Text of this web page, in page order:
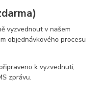
vyzvednout v našem
objednávkového procesu
k vyzvednutí,
zprávu.